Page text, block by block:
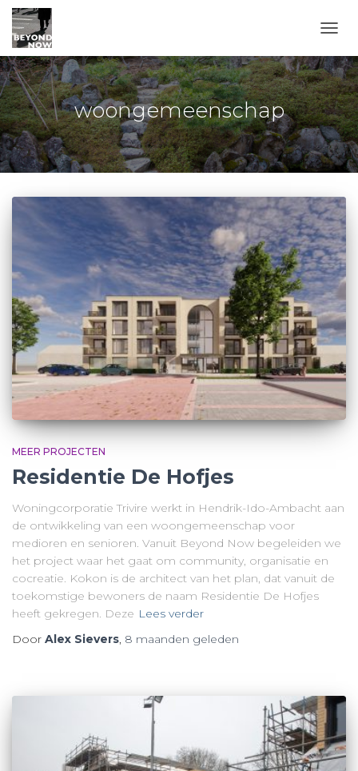
woongemeenschap
MEER PROJECTEN
Residentie De Hofjes
Woningcorporatie Trivire werkt in Hendrik-Ido-Ambacht aan
de ontwikkeling van een woongemeenschap voor
medioren en senioren. Vanuit Beyond Now begeleiden we
het project waar het gaat om community, organisatie en
cocreatie. Kokon is de architect van het plan, dat vanuit de
toekomstige bewoners de naam Residentie De Hofjes
heeft gekregen. Deze Lees verder
Door Alex Sievers, 8 maanden geleden